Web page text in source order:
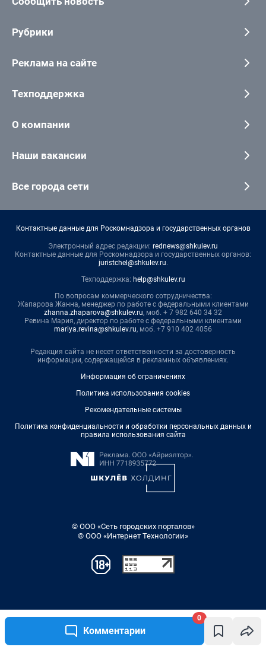
Комментарии
0
Рубрики
Реклама на сайте
Техподдержка
О компании
Наши вакансии
Все города сети
Контактные данные для Роскомнадзора и государственных органов
Электронный адрес редакции: rednews@shkulev.ru
Контактные данные для Роскомнадзора и государственных органов:
juristchel@shkulev.ru.
Техподдержка: help@shkulev.ru
По вопросам коммерческого сотрудничества:
Жапарова Жанна, менеджер по работе с федеральными клиентами
zhanna.zhaparova@shkulev.ru, моб. + 7 982 640 34 32
Ревина Мария, директор по работе с федеральными клиентами
mariya.revina@shkulev.ru, моб. +7 910 402 4056
Редакция сайта не несет ответственности за достоверность
информации, содержащейся в рекламных объявлениях.
Информация об ограничениях
Политика использования cookies
Рекомендательные системы
Политика конфиденциальности и обработки персональных данных и
правила использования сайта
© ООО «Сеть городских порталов»
© ООО «Интернет Технологии»